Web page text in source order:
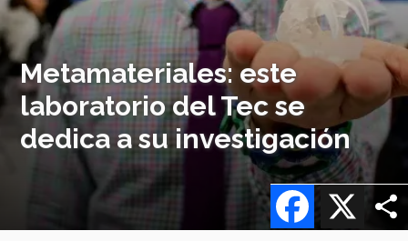
Metamateriales: este
laboratorio del Tec se
dedica a su investigación
X
Facebook